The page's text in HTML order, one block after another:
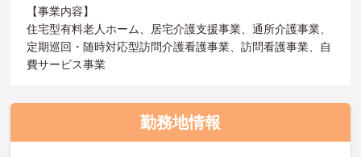
【事業内容】
住宅型有料老人ホーム、居宅介護支援事業、通所介護事業、
定期巡回・随時対応型訪問介護看護事業、訪問看護事業、自
費サービス事業
勤務地情報